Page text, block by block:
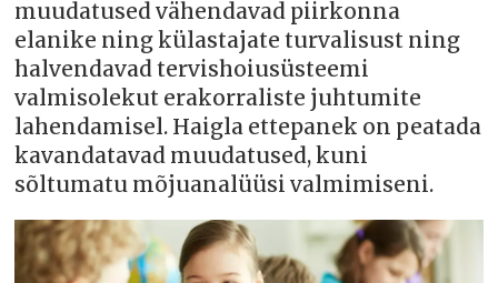
muudatused vähendavad piirkonna
elanike ning külastajate turvalisust ning
halvendavad tervishoiusüsteemi
valmisolekut erakorraliste juhtumite
lahendamisel. Haigla ettepanek on peatada
kavandatavad muudatused, kuni
sõltumatu mõjuanalüüsi valmimiseni.